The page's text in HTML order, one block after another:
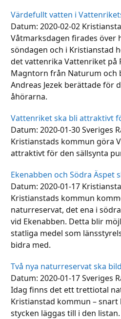
Värdefullt vatten i
Datum: 2020-02-02
Våtmarksdagen firades över
söndagen och i Kristianstad
det vattenrika Vattenriket på
Magntorn från Naturum och
Andreas Jezek berättade för
åhörarna.
Vattenriket ska bli attraktivt
Datum: 2020-01-30 Sveriges
Kristianstads kommun göra
attraktivt för den sällsynta
Ekenabben och Södra Äspet
Datum: 2020-01-17
Kristianstads kommun
naturreservat, det ena i
vid Ekenabben. Detta blir
statliga medel som
bidra med.
Två nya naturreservat ska
Datum: 2020-01-17 Sveriges
Idag finns det ett trettiotal
Kristianstad kommun –
stycken läggas till i den listan.